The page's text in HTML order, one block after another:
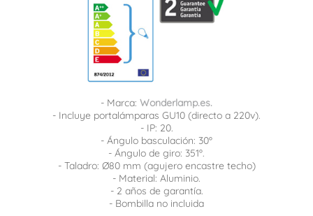
- Marca: Wonderlamp.es.
- Incluye portalámparas GU10 (directo a 220v).
- IP: 20.
- Ángulo basculación: 30º
- Ángulo de giro: 351º.
- Taladro: Ø80 mm (agujero encastre techo)
- Material: Aluminio.
- 2 años de garantía.
- Bombilla no incluida